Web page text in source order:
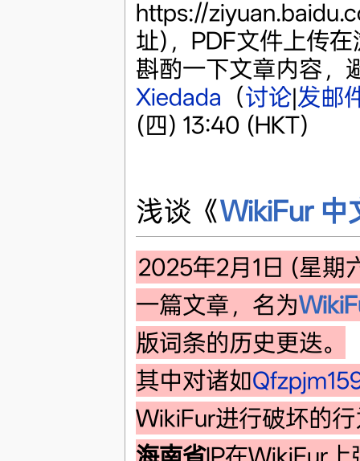
https://
址)，PDF文件上传
斟酌一下文章内容，
Xiedada （讨论|发邮
(四) 13:40 (HKT)
浅谈《WikiFur 中
2025年2月1日 (星期
一篇文章，名为
版词条的历史更迭。
其中对诸如
WikiFur进行破坏的